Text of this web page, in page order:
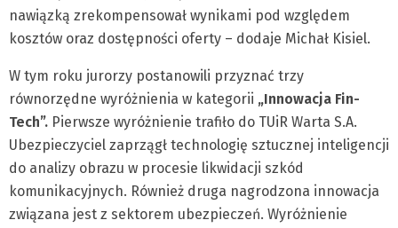
nawiązką zrekompensował wynikami pod względem
kosztów oraz dostępności oferty – dodaje Michał Kisiel.
W tym roku jurorzy postanowili przyznać trzy
równorzędne wyróżnienia w kategorii „Innowacja Fin-
Tech”. Pierwsze wyróżnienie trafiło do TUiR Warta S.A.
Ubezpieczyciel zaprzągł technologię sztucznej inteligencji
do analizy obrazu w procesie likwidacji szkód
komunikacyjnych. Również druga nagrodzona innowacja
związana jest z sektorem ubezpieczeń. Wyróżnienie